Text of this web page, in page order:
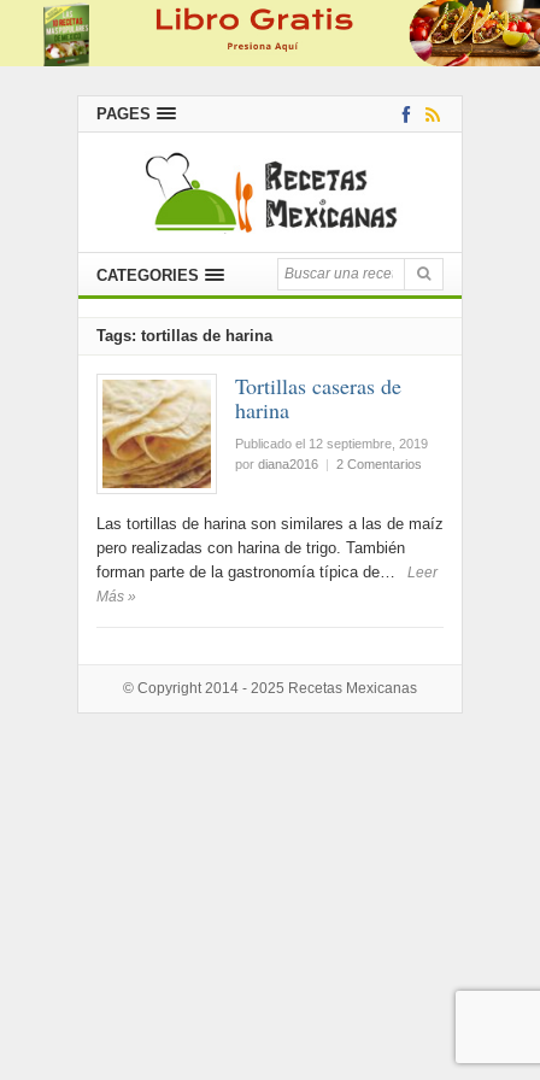
PAGES
CATEGORIES
Tags: tortillas de harina
Tortillas caseras de
harina
Publicado el 12 septiembre, 2019
por diana2016 | 2 Comentarios
Las tortillas de harina son similares a las de maíz
pero realizadas con harina de trigo. También
forman parte de la gastronomía típica de…
Leer
Más »
© Copyright 2014 - 2025 Recetas Mexicanas